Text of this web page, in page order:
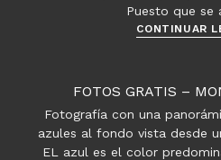
Puesto que se
CONTINUAR
FOTOS GRATIS –
Fotografía con una
azules al fondo vista desde
EL azul es el color